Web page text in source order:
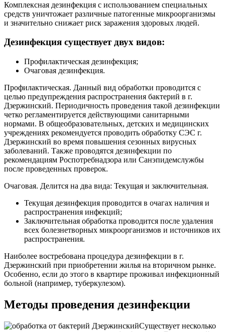
Комплексная дезинфекция с использованием специальных
средств уничтожает различные патогенные микроорганизмы
и значительно снижает риск заражения здоровых людей.
Дезинфекция существует двух видов:
Профилактическая дезинфекция;
Очаговая дезинфекция.
Профилактическая. Данный вид обработки проводится с
целью предупреждения распространения бактерий в г.
Дзержинский. Периодичность проведения такой дезинфекции
четко регламентируется действующими санитарными
нормами. В общеобразовательных, детских и медицинских
учреждениях рекомендуется проводить обработку СЭС г.
Дзержинский во время повышения сезонных вирусных
заболеваний. Также проводятся дезинфекции по
рекомендациям Роспотребнадзора или Санэпидемслужбы
после проведенных проверок.
Очаговая. Делится на два вида: Текущая и заключительная.
Текущая дезинфекция проводится в очагах наличия и
распространения инфекций;
Заключительная обработка проводится после удаления
всех болезнетворных микроорганизмов и источников их
распространения.
Наиболее востребована процедура дезинфекции в г.
Дзержинский при приобретении жилья на вторичном рынке.
Особенно, если до этого в квартире проживал инфекционный
больной (например, туберкулезом).
Методы проведения дезинфекции
Существует несколько